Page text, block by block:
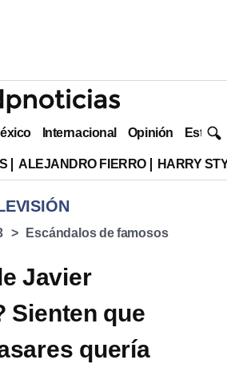
Internacional Opinión Estilo
ALEJANDRO FIERRO HARRY
Escándalos de famosos
Javier
Sienten que
quería